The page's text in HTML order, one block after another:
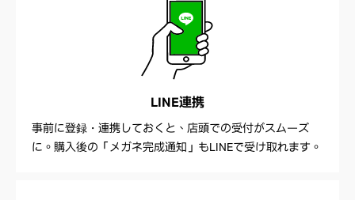
LINE連携
事前に登録・連携しておくと、店頭での受付がスムーズ
に。購入後の「メガネ完成通知」もLINEで受け取れます。